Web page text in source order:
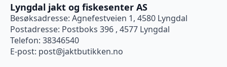
Lyngdal jakt og fiskesenter AS
Besøksadresse: Agnefestveien 1, 4580 Lyngdal
Postadresse: Postboks 396 , 4577 Lyngdal
Telefon: 38346540
E-post: post@jaktbutikken.no